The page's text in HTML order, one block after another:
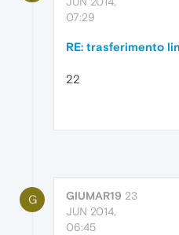
07:29
RE: trasferimento
22
G GIUMAR19 23
JUN 2014,
06:45